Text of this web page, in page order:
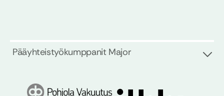
Pääyhteistyökumppanit Major